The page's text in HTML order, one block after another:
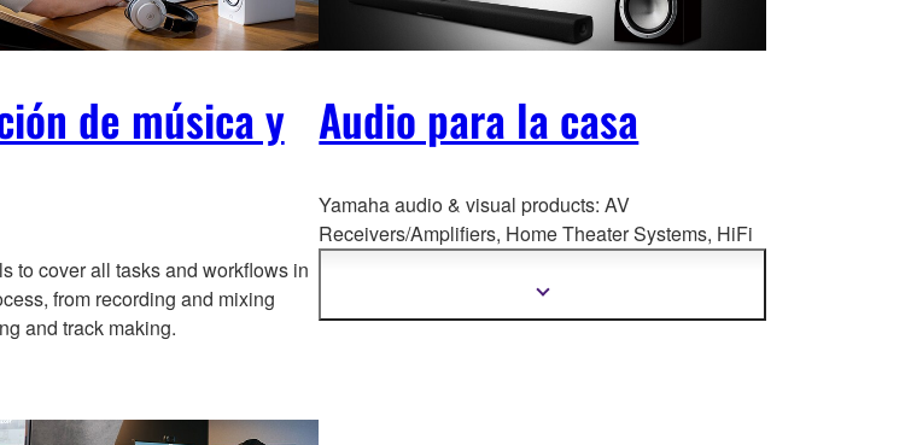
de música y
to cover all tasks and workflows in
from recording and mixing
and track making.
Audio para la casa
Yamaha audio & visual products: AV
Receivers/Amplifiers, Home Theater Systems, HiFi
Mostrar